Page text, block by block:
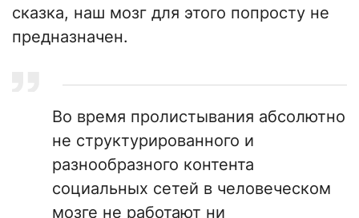
сказка, наш мозг для этого попросту не
предназначен.
Во время пролистывания абсолютно
не структурированного и
разнообразного контента
социальных сетей в человеческом
мозге не работают ни